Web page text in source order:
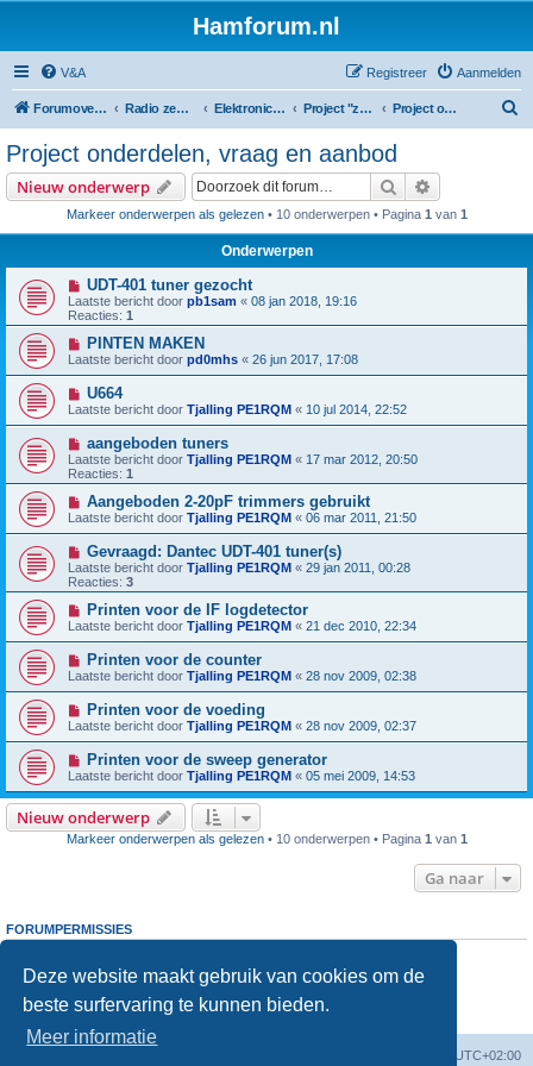
Deze website maakt gebruik van cookies om de
beste surfervaring te kunnen bieden.
Meer informatie
Hamforum.nl
V&A Aanmelden
Registreer
Forumoverzicht Radio zendamateur, luisteramateur en elektronica zelfbouw Elektronica en zelfbouw Project "zelfbouw spectrum analyzer" Project onderdelen, vraag en aanbod
Project onderdelen, vraag en aanbod
Nieuw onderwerp Zoek
Markeer onderwerpen als gelezen• 10 onderwerpen • Pagina 1 van 1
Onderwerpen
UDT-401 tuner gezocht
Laatste bericht door pb1sam « 08 jan 2018, 19:16
Reacties: 1
PINTEN MAKEN
Laatste bericht door pd0mhs « 26 jun 2017, 17:08
U664
Laatste bericht door Tjalling PE1RQM « 10 jul 2014, 22:52
aangeboden tuners
Laatste bericht door Tjalling PE1RQM « 17 mar 2012, 20:50
Reacties: 1
Aangeboden 2-20pF trimmers gebruikt
Laatste bericht door Tjalling PE1RQM « 06 mar 2011, 21:50
Gevraagd: Dantec UDT-401 tuner(s)
Laatste bericht door Tjalling PE1RQM « 29 jan 2011, 00:28
Reacties: 3
Printen voor de IF logdetector
Laatste bericht door Tjalling PE1RQM « 21 dec 2010, 22:34
Printen voor de counter
Laatste bericht door Tjalling PE1RQM « 28 nov 2009, 02:38
Printen voor de voeding
Laatste bericht door Tjalling PE1RQM « 28 nov 2009, 02:37
Printen voor de sweep generator
Laatste bericht door Tjalling PE1RQM « 05 mei 2009, 14:53
Nieuw onderwerp
Markeer onderwerpen als gelezen• 10 onderwerpen • Pagina 1 van 1
Ga naar
FORUMPERMISSIES
kunt niet
reageren op onderwerpen in dit forum
kunt nietje eigen berichten wijzigen in dit forum
kunt nietje eigen berichten verwijderen in dit forum
bijlagen plaatsen in dit forum
UTC+02:00